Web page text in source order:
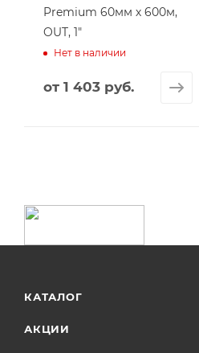
Premium 60мм х 600м,
OUT, 1"
Нет в наличии
от 1 403 руб.
КАТАЛОГ
АКЦИИ